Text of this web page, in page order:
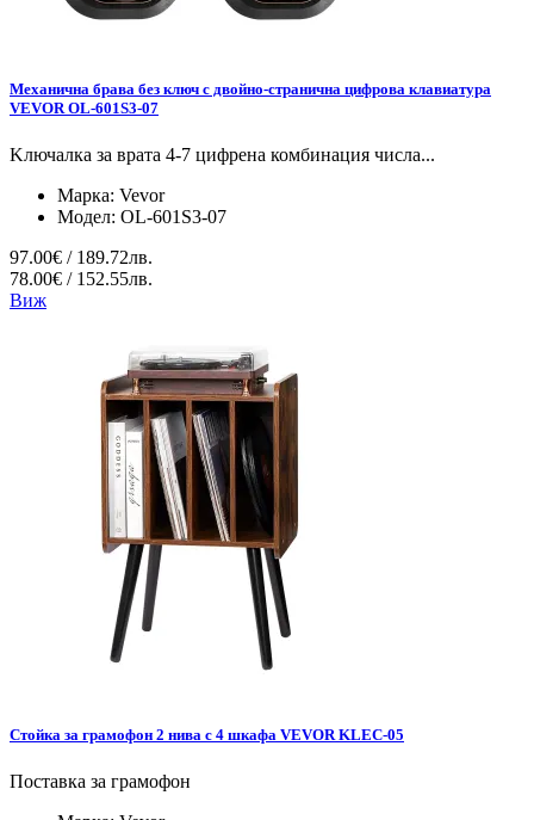
Механична брава без ключ с двойно-странична цифрова клавиатура
VEVOR OL-601S3-07
Kлючалка за врата 4-7 цифрена комбинация числа...
Марка: Vevor
Модел: OL-601S3-07
97.00€ / 189.72лв.
78.00€ / 152.55лв.
Виж
Стойка за грамофон 2 нива с 4 шкафа VEVOR KLEC-05
Поставка за грамофон